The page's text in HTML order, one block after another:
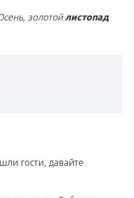
золотойлистопад
гости, давайте